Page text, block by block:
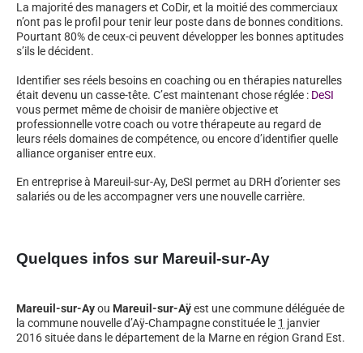
La majorité des managers et CoDir, et la moitié des commerciaux
n’ont pas le profil pour tenir leur poste dans de bonnes conditions.
Pourtant 80% de ceux-ci peuvent développer les bonnes aptitudes
s’ils le décident.
Identifier ses réels besoins en coaching ou en thérapies naturelles
était devenu un casse-tête. C’est maintenant chose réglée : DeSI
vous permet même de choisir de manière objective et
professionnelle votre coach ou votre thérapeute au regard de
leurs réels domaines de compétence, ou encore d’identifier quelle
alliance organiser entre eux.
En entreprise à Mareuil-sur-Ay, DeSI permet au DRH d’orienter ses
salariés ou de les accompagner vers une nouvelle carrière.
Quelques infos sur Mareuil-sur-Ay
Mareuil-sur-Ayou Mareuil-sur-Aÿest une commune déléguée de
la commune nouvelle d’Aÿ-Champagne constituée le 1 janvier
2016située dans le département de la Marne en région Grand Est.